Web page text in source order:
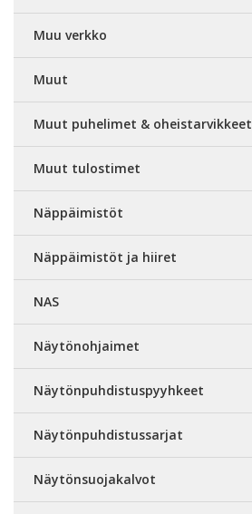
Muu verkko
Muut
Muut puhelimet & oheistarvikkeet
Muut tulostimet
Näppäimistöt
Näppäimistöt ja hiiret
NAS
Näytönohjaimet
Näytönpuhdistuspyyhkeet
Näytönpuhdistussarjat
Näytönsuojakalvot